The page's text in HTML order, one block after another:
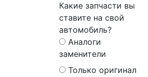
Какие запчасти вы
ставите на свой
автомобиль?
Аналоги
заменители
Только оригинал